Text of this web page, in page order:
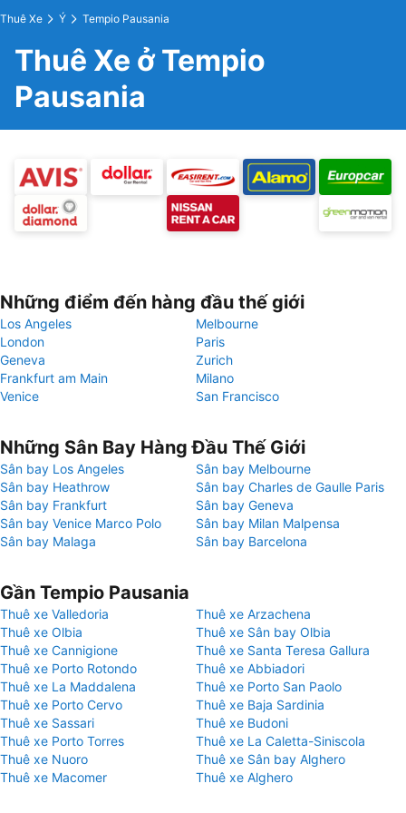
Thuê Xe Ý Tempio Pausania
Thuê Xe ở Tempio
Pausania
Những điểm đến hàng đầu thế giới
Los Angeles
Melbourne
London
Paris
Geneva
Zurich
Frankfurt am Main
Milano
Venice
San Francisco
Những Sân Bay Hàng Đầu Thế Giới
Sân bay Los Angeles
Sân bay Melbourne
Sân bay Heathrow
Sân bay Charles de Gaulle Paris
Sân bay Frankfurt
Sân bay Geneva
Sân bay Venice Marco Polo
Sân bay Milan Malpensa
Sân bay Malaga
Sân bay Barcelona
Gần Tempio Pausania
Thuê xe Valledoria
Thuê xe Arzachena
Thuê xe Olbia
Thuê xe Sân bay Olbia
Thuê xe Cannigione
Thuê xe Santa Teresa Gallura
Thuê xe Porto Rotondo
Thuê xe Abbiadori
Thuê xe La Maddalena
Thuê xe Porto San Paolo
Thuê xe Porto Cervo
Thuê xe Baja Sardinia
Thuê xe Sassari
Thuê xe Budoni
Thuê xe Porto Torres
Thuê xe La Caletta-Siniscola
Thuê xe Nuoro
Thuê xe Sân bay Alghero
Thuê xe Macomer
Thuê xe Alghero